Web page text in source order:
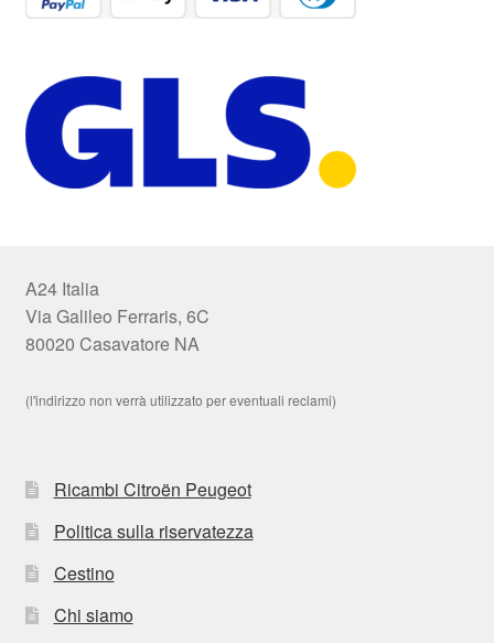
A24 Italia
Via Galileo Ferraris, 6C
80020 Casavatore NA
(l'indirizzo non verrà utilizzato per eventuali reclami)
Ricambi Citroën Peugeot
Politica sulla riservatezza
Cestino
Chi siamo